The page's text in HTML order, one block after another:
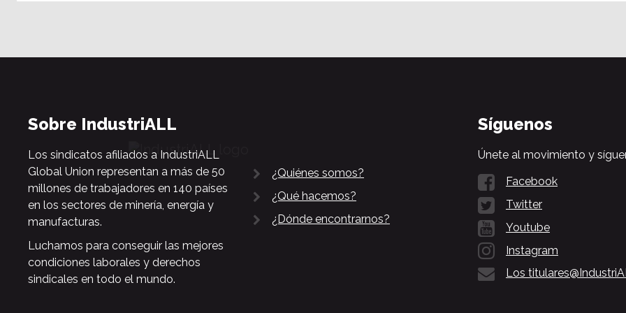
Sobre IndustriALL
Los sindicatos afiliados a IndustriALL
Global Union representan a más de 50
millones de trabajadores en 140 países
en los sectores de minería, energía y
manufacturas.
Luchamos para conseguir las mejores
condiciones laborales y derechos
sindicales en todo el mundo.
¿Quiénes somos?
¿Qué hacemos?
¿Dónde encontrarnos?
Síguenos
Únete al movimiento y
Facebook
Twitter
Youtube
Instagram
Los